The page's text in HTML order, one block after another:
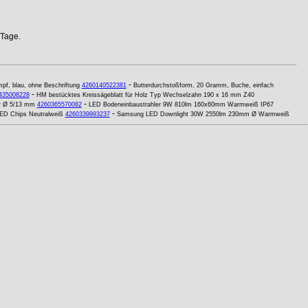
blau, ohne Beschriftung 4260140522381- Butterdurchstoßform, 20 Gramm, Buche, einfach
- HM bestücktes Kreissägeblatt für Holz Typ Wechselzahn 190 x 16 mm Z40
Ø 5/13 mm 4260365570082- LED Bodeneinbaustrahler 9W 810lm 160x60mm Warmweiß IP67
Chips Neutralweiß 4260339993237- Samsung LED Downlight 30W 2550lm 230mm Ø Warmweiß